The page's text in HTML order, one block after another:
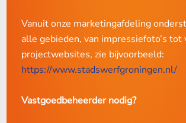
Vanuit onze marketingafdeling
alle gebieden, van impressiefoto’s tot
projectwebsites, zie bijvoorbeeld:
https://www.stadswerfgroningen.nl/
Vastgoedbeheerder nodig?